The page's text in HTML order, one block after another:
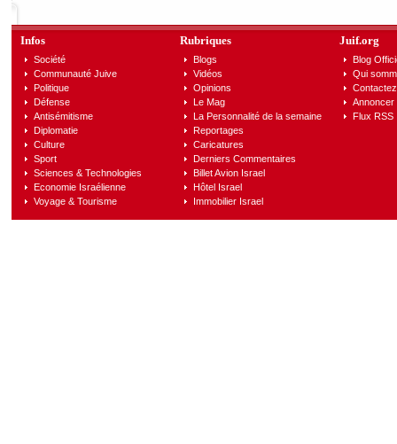
Infos
Société
Communauté Juive
Politique
Défense
Antisémitisme
Diplomatie
Culture
Sport
Sciences & Technologies
Economie Israélienne
Voyage & Tourisme
Rubriques
Blogs
Vidéos
Opinions
Le Mag
La Personnalité de la semaine
Reportages
Caricatures
Derniers Commentaires
Billet Avion Israel
Hôtel Israel
Immobilier Israel
Juif.org
Blog
Qui
Annoncer
Flux RSS